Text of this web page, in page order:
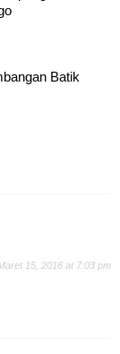
Batik
15, 2016 at 7:03 pm